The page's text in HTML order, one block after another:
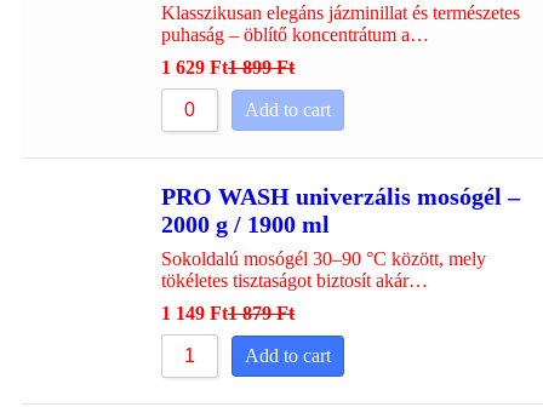
Klasszikusan elegáns jázminillat és természetes
puhaság – öblítő koncentrátum a…
1 629 Ft1 899 Ft
Add to cart
PRO WASH univerzális mosógél –
2000 g / 1900 ml
Sokoldalú mosógél 30–90 °C között, mely
tökéletes tisztaságot biztosít akár…
1 149 Ft1 879 Ft
Add to cart